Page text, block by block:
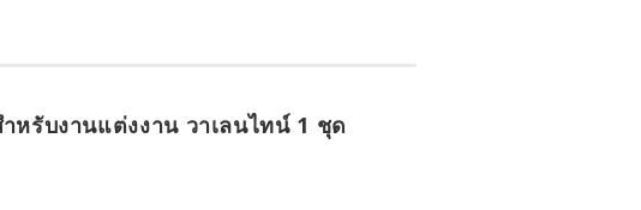
รับงานแต่งงาน วาเลนไทน์ 1 ชุด